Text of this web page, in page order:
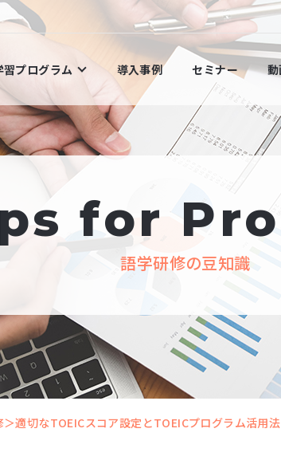
プログラム 導入事例 セミナー
for
語学研修の豆知識
適切なTOEICスコア設定とTOEICプログラム活用法